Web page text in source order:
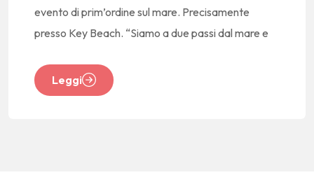
evento di prim’ordine sul mare. Precisamente
presso Key Beach. “Siamo a due passi dal mare e
Leggi